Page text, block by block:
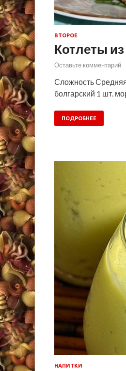
ВТОРОЕ
Котлеты
Оставьте комментарий
Сложность
болгарский 1 шт.
ПОДРОБНЕЕ
НАПИТКИ